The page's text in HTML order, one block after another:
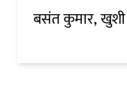
बसंत कुमार